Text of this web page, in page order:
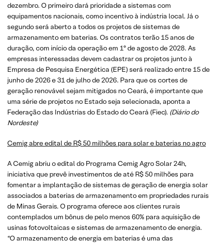
dezembro. O primeiro dará prioridade a sistemas com
equipamentos nacionais, como incentivo à indústria local. Já o
segundo será aberto a todos os projetos de sistemas de
armazenamento em baterias. Os contratos terão 15 anos de
duração, com início da operação em 1º de agosto de 2028. As
empresas interessadas devem cadastrar os projetos junto à
Empresa de Pesquisa Energética (EPE) será realizado entre 15 de
junho de 2026 e 31 de julho de 2026. Para que os cortes de
geração renovável sejam mitigados no Ceará, é importante que
uma série de projetos no Estado seja selecionada, aponta a
Federação das Indústrias do Estado do Ceará (Fiec). (Diário do
Nordeste)
Cemig abre edital de R$ 50 milhões para solar e baterias no agro
A Cemig abriu o edital do Programa Cemig Agro Solar 24h,
iniciativa que prevê investimentos de até R$ 50 milhões para
fomentar a implantação de sistemas de geração de energia solar
associados a baterias de armazenamento em propriedades rurais
de Minas Gerais. O programa oferece aos clientes rurais
contemplados um bônus de pelo menos 60% para aquisição de
usinas fotovoltaicas e sistemas de armazenamento de energia.
“O armazenamento de energia em baterias é uma das